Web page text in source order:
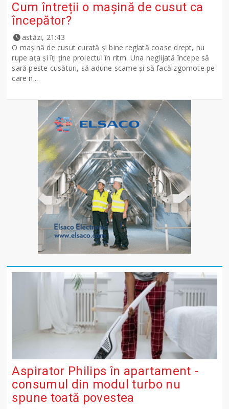
Cum întreții o mașină de cusut ca
începător?
astăzi, 21:43
O mașină de cusut curată și bine reglată coase drept, nu
rupe ața și îți ține proiectul în ritm. Una neglijată începe să
sară peste cusături, să adune scame și să facă zgomote pe
care n...
Aspirator Philips în apartament -
consumul din modul turbo nu
spune toată povestea